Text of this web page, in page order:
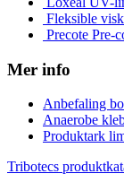
Fleksible
Precote Pre-
Mer info
Anbefaling
Anaerobe
Produktark
Tribotecs